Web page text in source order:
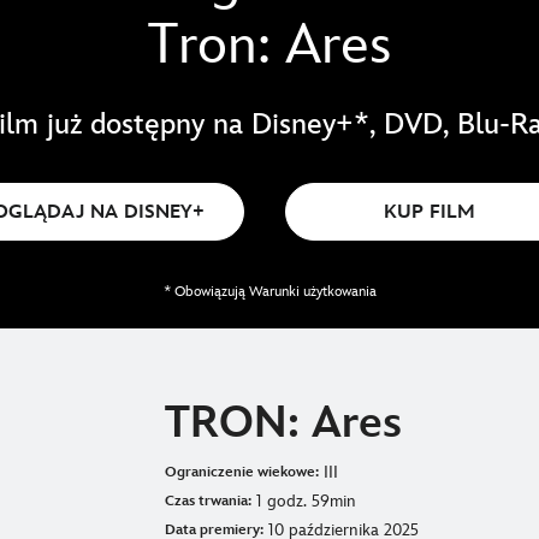
już dostępny na Disney+*, DVD, Blu-
NA DISNEY+ KUP FILM
* Obowiązują Warunki użytkowania
TRON: Ares
Ograniczenie wiekowe: III
Czas trwania: 1 godz. 59min
Data premiery: 10 października 2025